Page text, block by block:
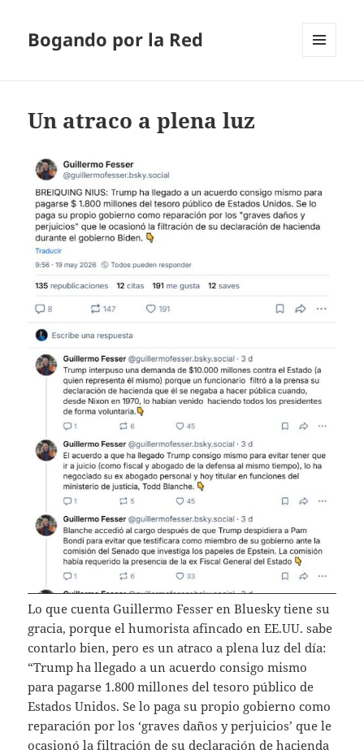
Bogando por la Red
Un atraco a plena luz
Lo que cuenta Guillermo Fesser en Bluesky tiene su
gracia, porque el humorista afincado en EE.UU. sabe
contarlo bien, pero es un atraco a plena luz del día:
“Trump ha llegado a un acuerdo consigo mismo
para pagarse 1.800 millones del tesoro público de
Estados Unidos. Se lo paga su propio gobierno como
reparación por los ‘graves daños y perjuicios’ que le
ocasionó la filtración de su declaración de hacienda